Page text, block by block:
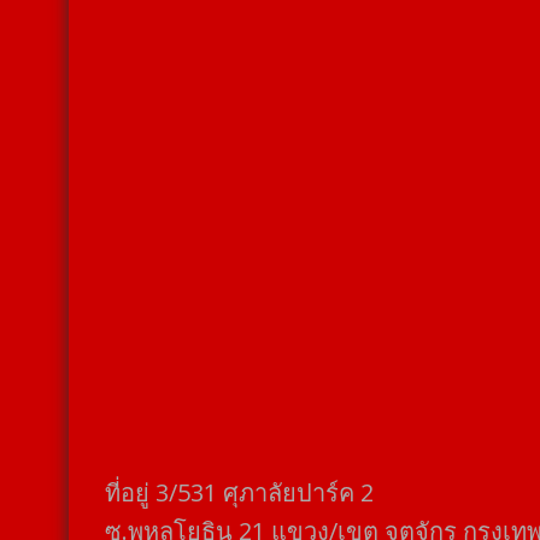
ที่อยู่​ 3/531​ ศุภาลัยปาร์ค​ 2
ซ.พหลโยธิน​ 21​ แขวง/เขต​ จตุจักร​ กรุงเท